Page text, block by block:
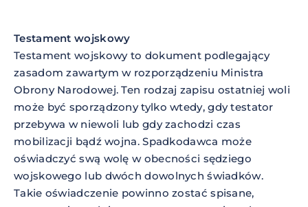
Testament wojskowy
Testament wojskowy to dokument podlegający
zasadom zawartym w rozporządzeniu Ministra
Obrony Narodowej. Ten rodzaj zapisu ostatniej woli
może być sporządzony tylko wtedy, gdy testator
przebywa w niewoli lub gdy zachodzi czas
mobilizacji bądź wojna. Spadkodawca może
oświadczyć swą wolę w obecności sędziego
wojskowego lub dwóch dowolnych świadków.
Takie oświadczenie powinno zostać spisane,